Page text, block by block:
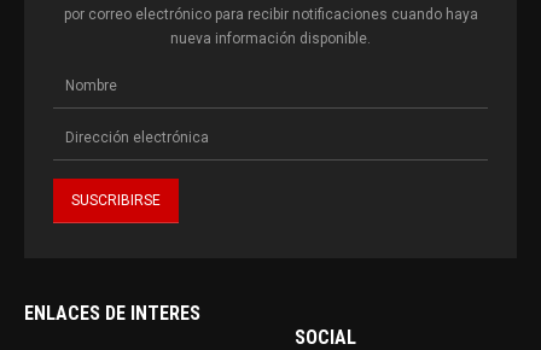
por correo electrónico para recibir notificaciones cuando haya
nueva información disponible.
ENLACES DE INTERES
SOCIAL